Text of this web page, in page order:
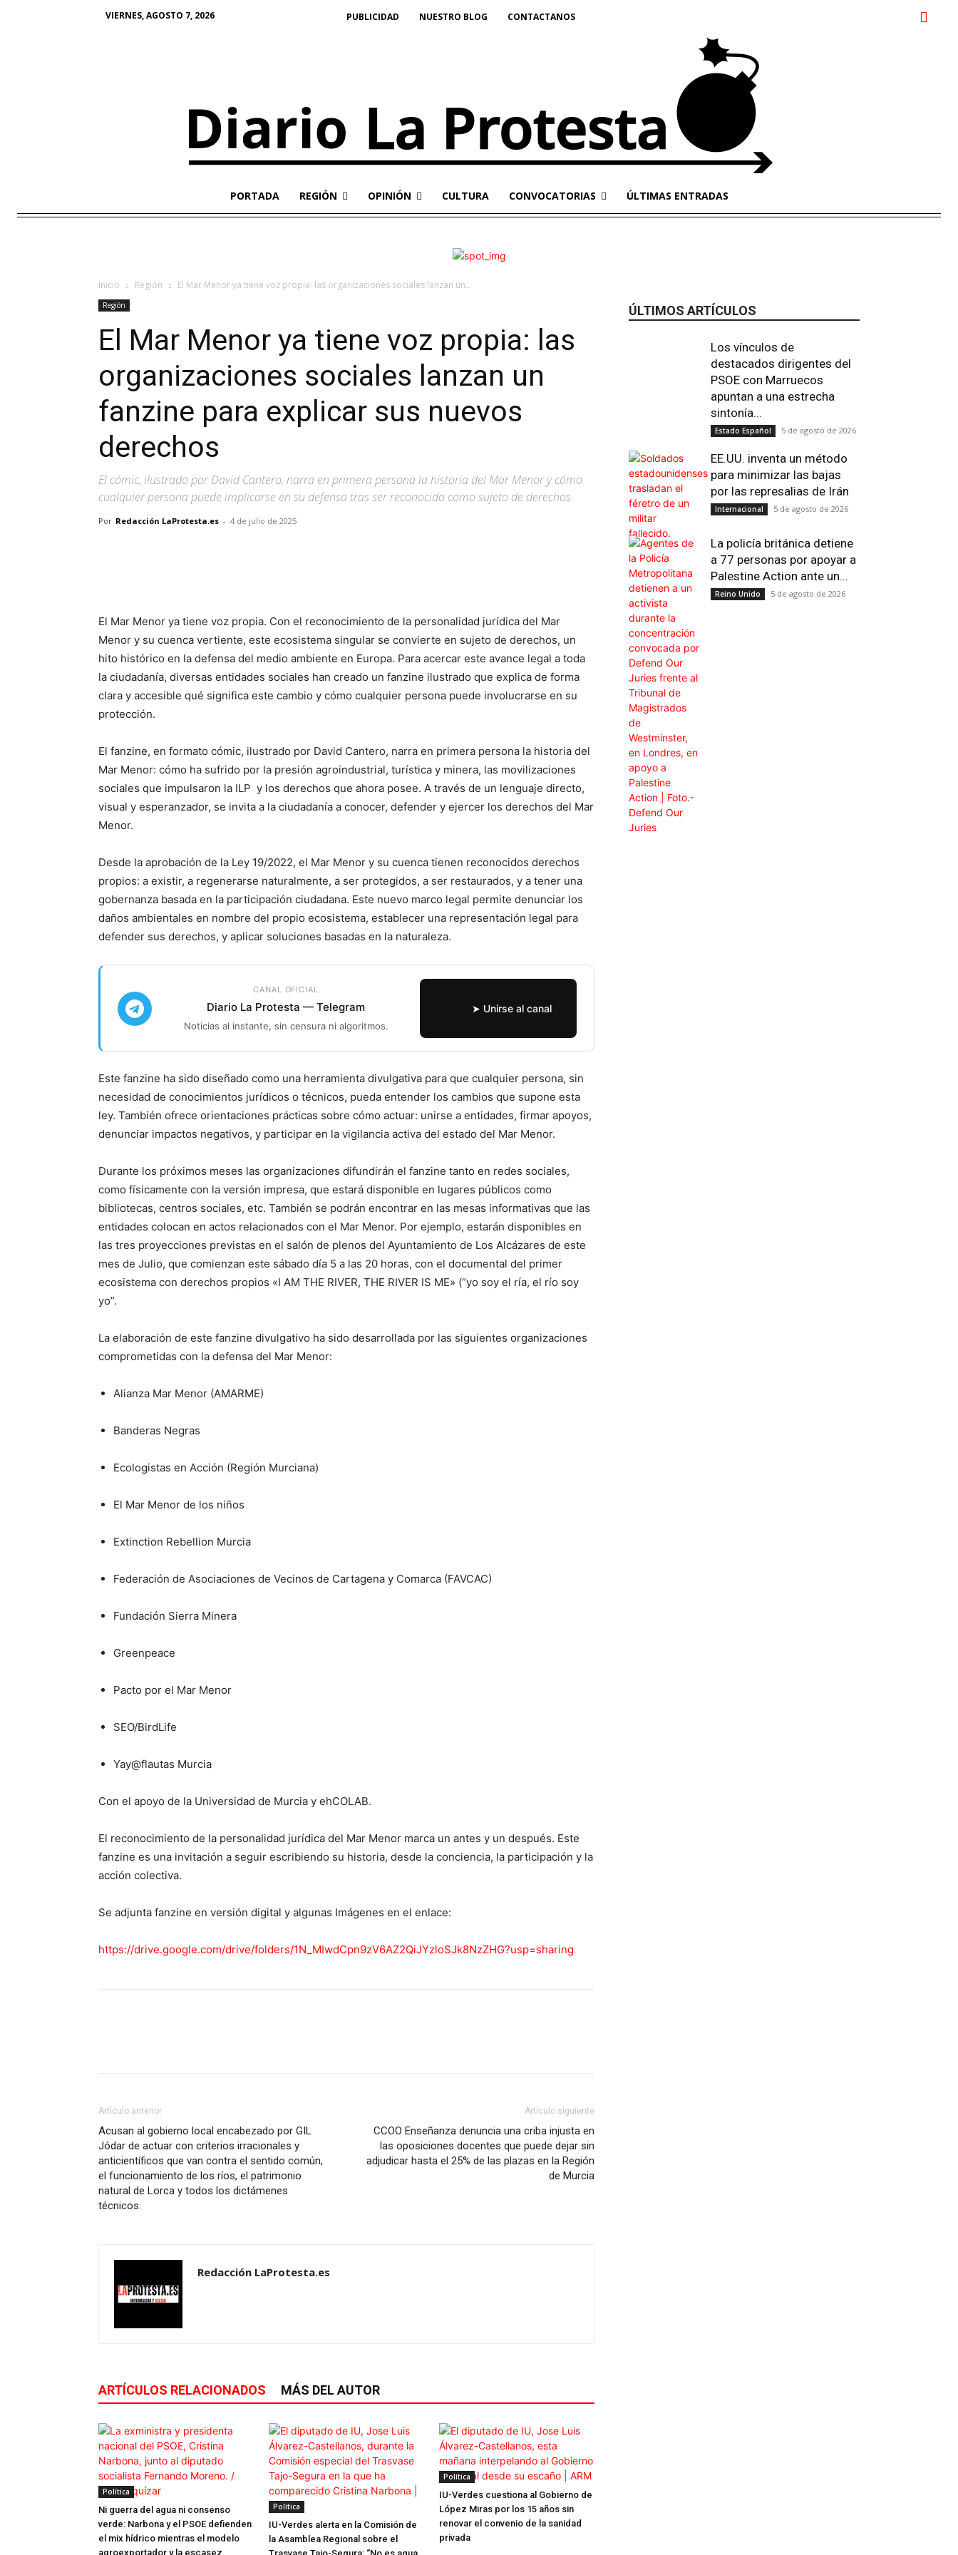
VIERNES, AGOSTO 7, 2026 PUBLICIDAD NUESTRO BLOG CONTACTANOS
PORTADA REGIÓN OPINIÓN CULTURA CONVOCATORIAS ÚLTIMAS ENTRADAS
Inicio Región El Mar Menor ya tiene voz propia: las organizaciones sociales lanzan un...
Región
El Mar Menor ya tiene voz propia: las
organizaciones sociales lanzan un
fanzine para explicar sus nuevos
derechos
El cómic, ilustrado por David Cantero, narra en primera persona la historia del Mar Menor y cómo
cualquier persona puede implicarse en su defensa tras ser reconocido como sujeto de derechos
Por Redacción LaProtesta.es - 4 de julio de 2025
Email Impresión
El Mar Menor ya tiene voz propia. Con el reconocimiento de la personalidad jurídica del Mar
Menor y su cuenca vertiente, este ecosistema singular se convierte en sujeto de derechos, un
hito histórico en la defensa del medio ambiente en Europa. Para acercar este avance legal a toda
la ciudadanía, diversas entidades sociales han creado un fanzine ilustrado que explica de forma
clara y accesible qué significa este cambio y cómo cualquier persona puede involucrarse en su
protección.
El fanzine, en formato cómic, ilustrado por David Cantero, narra en primera persona la historia del
Mar Menor: cómo ha sufrido por la presión agroindustrial, turística y minera, las movilizaciones
sociales que impulsaron la ILP y los derechos que ahora posee. A través de un lenguaje directo,
visual y esperanzador, se invita a la ciudadanía a conocer, defender y ejercer los derechos del Mar
Menor.
Desde la aprobación de la Ley 19/2022, el Mar Menor y su cuenca tienen reconocidos derechos
propios: a existir, a regenerarse naturalmente, a ser protegidos, a ser restaurados, y a tener una
gobernanza basada en la participación ciudadana. Este nuevo marco legal permite denunciar los
daños ambientales en nombre del propio ecosistema, establecer una representación legal para
defender sus derechos, y aplicar soluciones basadas en la naturaleza.
CANAL OFICIAL
Diario La Protesta — Telegram
Noticias al instante, sin censura ni algoritmos.
➤ Unirse al canal
Este fanzine ha sido diseñado como una herramienta divulgativa para que cualquier persona, sin
necesidad de conocimientos jurídicos o técnicos, pueda entender los cambios que supone esta
ley. También ofrece orientaciones prácticas sobre cómo actuar: unirse a entidades, firmar apoyos,
denunciar impactos negativos, y participar en la vigilancia activa del estado del Mar Menor.
Durante los próximos meses las organizaciones difundirán el fanzine tanto en redes sociales,
como físicamente con la versión impresa, que estará disponible en lugares públicos como
bibliotecas, centros sociales, etc. También se podrán encontrar en las mesas informativas que las
entidades colocan en actos relacionados con el Mar Menor. Por ejemplo, estarán disponibles en
las tres proyecciones previstas en el salón de plenos del Ayuntamiento de Los Alcázares de este
mes de Julio, que comienzan este sábado día 5 a las 20 horas, con el documental del primer
ecosistema con derechos propios «I AM THE RIVER, THE RIVER IS ME» (“yo soy el ría, el río soy
yo”.
La elaboración de este fanzine divulgativo ha sido desarrollada por las siguientes organizaciones
comprometidas con la defensa del Mar Menor:
Alianza Mar Menor (AMARME)
Banderas Negras
Ecologistas en Acción (Región Murciana)
El Mar Menor de los niños
Extinction Rebellion Murcia
Federación de Asociaciones de Vecinos de Cartagena y Comarca (FAVCAC)
Fundación Sierra Minera
Greenpeace
Pacto por el Mar Menor
SEO/BirdLife
Yay@flautas Murcia
Con el apoyo de la Universidad de Murcia y ehCOLAB.
El reconocimiento de la personalidad jurídica del Mar Menor marca un antes y un después. Este
fanzine es una invitación a seguir escribiendo su historia, desde la conciencia, la participación y la
acción colectiva.
Se adjunta fanzine en versión digital y algunas Imágenes en el enlace:
https://drive.google.com/drive/folders/1N_ MIwdCpn9zV6AZ2QiJYzloSJk8NzZHG?usp=sharing
Artículo anterior
Acusan al gobierno local encabezado por GIL
Jódar de actuar con criterios irracionales y
anticientíficos que van contra el sentido común,
el funcionamiento de los ríos, el patrimonio
natural de Lorca y todos los dictámenes
técnicos.
Artículo siguiente
CCOO Enseñanza denuncia una criba injusta en
las oposiciones docentes que puede dejar sin
adjudicar hasta el 25% de las plazas en la Región
de Murcia
Redacción LaProtesta.es
ARTÍCULOS RELACIONADOS MÁS DEL AUTOR
Política
Ni guerra del agua ni consenso
verde: Narbona y el PSOE defienden
el mix hídrico mientras el modelo
agroexportador y la escasez
Política
IU-Verdes alerta en la Comisión de
la Asamblea Regional sobre el
Política
IU-Verdes cuestiona al Gobierno de
López Miras por los 15 años sin
renovar el convenio de la sanidad
privada
ÚLTIMOS ARTÍCULOS
Los vínculos de
destacados dirigentes del
PSOE con Marruecos
apuntan a una estrecha
sintonía...
Estado Español 5 de agosto de 2026
EE.UU. inventa un método
para minimizar las bajas
por las represalias de Irán
Internacional 5 de agosto de 2026
La policía británica detiene
a 77 personas por apoyar a
Palestine Action ante un...
Reino Unido 5 de agosto de 2026